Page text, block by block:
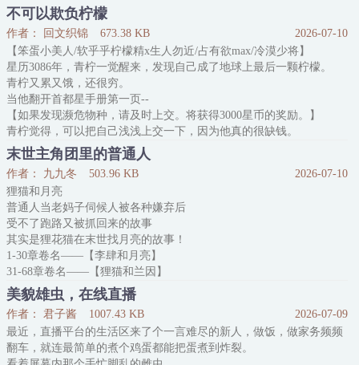
最好用的杀器。
江冶并不知道，omega已经窥探他2980天了。
-
所有人都说江冶死了，纪敛则却在禁区监狱见到了他。
天之骄子沦为阶下囚，他心爱的Alpha不见了，如今只剩危险的疯子
怪物。
纪敛则想，江冶以前属于联盟，现在该是他一个人的了。
1V1HE。A攻
不可以欺负柠檬
作者： 回文织锦 673.38 KB
2026-07-10
【笨蛋小美人/软乎乎柠檬精x生人勿近/占有欲max/冷漠少将】
星历3086年，青柠一觉醒来，发现自己成了地球上最后一颗柠檬。
青柠又累又饿，还很穷。
当他翻开首都星手册第一页--
【如果发现濒危物种，请及时上交。将获得3000星币的奖励。】
青柠觉得，可以把自己浅浅上交一下，因为他真的很缺钱。
可是等他翻开手册第二页--
【研究院在此承诺，将通过一切科学手段，辅助濒危植物繁衍。包括
但不限于对植物进行切片、泡水、风干等研究。】
青柠瞳孔剧震，合上手册。他觉得，一点都不可以!!
于是青柠隐
末世主角团里的普通人
作者： 九九冬 503.96 KB
2026-07-10
狸猫和月亮
普通人当老妈子伺候人被各种嫌弃后
受不了跑路又被抓回来的故事
其实是狸花猫在末世找月亮的故事！
1-30章卷名——【李肆和月亮】
31-68章卷名——【狸猫和兰因】
高亮：
主角后期非普通人，文名仅适用前期
1V1，但正牌攻出场非常晚
末世文，但不过多描写打怪升级过程
原创小说-BL-长篇-完结-现代-HE-第三人称-末世-架空世界
美貌雄虫，在线直播
作者： 君子酱 1007.43 KB
2026-07-09
最近，直播平台的生活区来了个一言难尽的新人，做饭，做家务频频
翻车，就连最简单的煮个鸡蛋都能把蛋煮到炸裂。